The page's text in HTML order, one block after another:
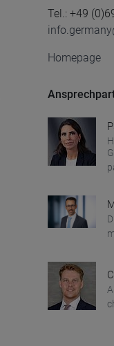
Tel.: +49
Homepage